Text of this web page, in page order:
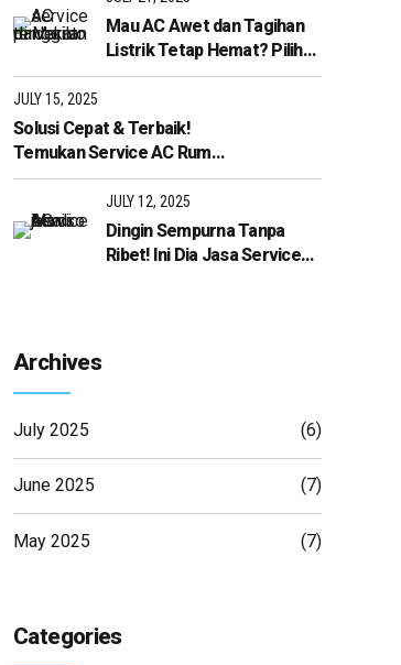
Mau AC Awet dan Tagihan
Listrik Tetap Hemat? Pilih
Service AC Panggilan
dottoroac.co.id!
JULY 15, 2025
Solusi Cepat & Terbaik!
Temukan Service AC Rumah
Terdekat di Mariso Hanya di
Dottoroac.co.idJULY 12, 2025
Dingin Sempurna Tanpa
Ribet! Ini Dia Jasa Service
Archives
July 2025 (6)
June 2025 (7)
May 2025 (7)
Categories